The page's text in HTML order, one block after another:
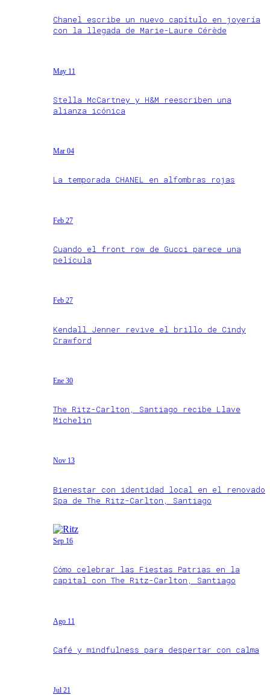
Chanel escribe un nuevo capítulo en joyería
con la llegada de Marie-Laure Cérède
May 11
Stella McCartney y H&M reescriben una
alianza icónica
Mar 04
La temporada CHANEL en alfombras rojas
Feb 27
Cuando el front row de Gucci parece una
película
Feb 27
Kendall Jenner revive el brillo de Cindy
Crawford
Ene 30
The Ritz-Carlton, Santiago recibe Llave
Michelin
Nov 13
Bienestar con identidad local en el renovado
Spa de The Ritz-Carlton, Santiago
Sep 16
Cómo celebrar las Fiestas Patrias en la
capital con The Ritz-Carlton, Santiago
Ago 11
Café y mindfulness para despertar con calma
Jul 21